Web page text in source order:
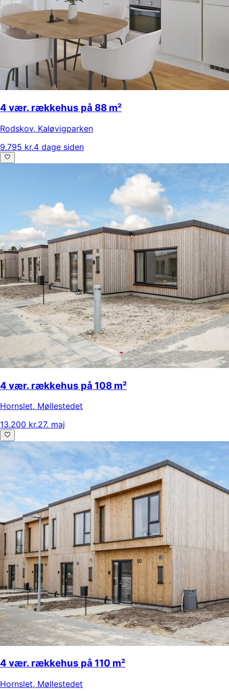
4 vær. rækkehus på 88 m²
Rodskov, Kaløvigparken
9.795 kr.4 dage siden
4 vær. rækkehus på 108 m²
Hornslet, Møllestedet
13.200 kr.27. maj
4 vær. rækkehus på 110 m²
Hornslet, Møllestedet